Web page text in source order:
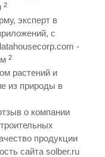
2
эксперт в
с
-
2
растений и
из природы в
о компании
продукции
сайта solber.ru